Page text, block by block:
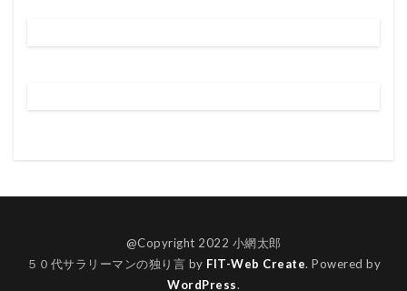
@Copyright 2022 小網太郎
５０代サラリーマンの独り言 by FIT-Web Create. Powered by
WordPress.